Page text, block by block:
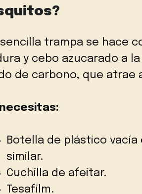
sencilla trampa se hace
y cebo azucarado a
de carbono, que atrae
Botella de plástico
similar.
Cuchilla de afeitar.
Tesafilm.